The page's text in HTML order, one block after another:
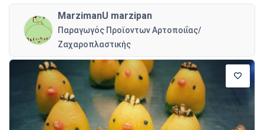
MarzimanU marzipan
Παραγωγός Προϊοντων Αρτοποιΐας/
Ζαχαροπλαστικής